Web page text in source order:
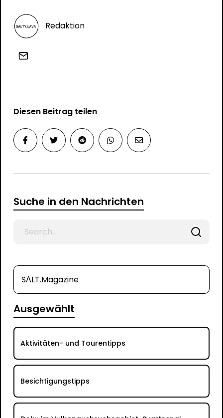
Redaktion
Diesen Beitrag teilen
Suche in den Nachrichten
SΛLT.Magazine
Ausgewählt
Aktivitäten- und Tourentipps
Besichtigungstipps